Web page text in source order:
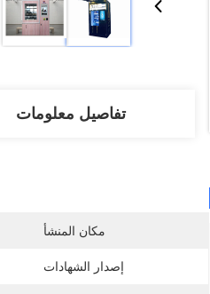
تفاصيل معلومات
مكان المنشأ
إصدار الشهادات